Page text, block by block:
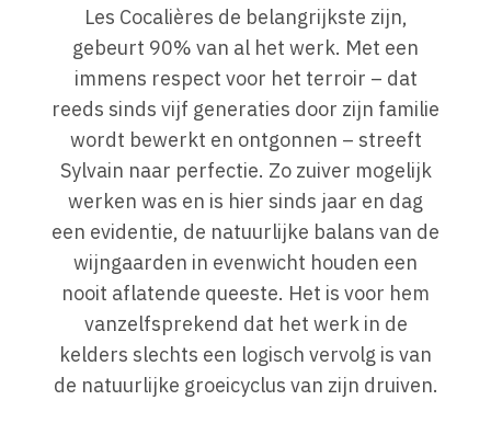
Les Cocalières de belangrijkste zijn,
gebeurt 90% van al het werk. Met een
immens respect voor het terroir – dat
reeds sinds vijf generaties door zijn familie
wordt bewerkt en ontgonnen – streeft
Sylvain naar perfectie. Zo zuiver mogelijk
werken was en is hier sinds jaar en dag
een evidentie, de natuurlijke balans van de
wijngaarden in evenwicht houden een
nooit aflatende queeste. Het is voor hem
vanzelfsprekend dat het werk in de
kelders slechts een logisch vervolg is van
de natuurlijke groeicyclus van zijn druiven.